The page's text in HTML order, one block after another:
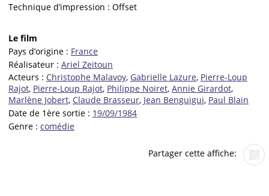
Technique d’impression : Offset
Le film
Pays d’origine : France
Réalisateur : Ariel Zeitoun
Acteurs : Christophe Malavoy, Gabrielle Lazure, Pierre-Loup
Rajot, Pierre-Loup Rajot, Philippe Noiret, Annie Girardot,
Marlène Jobert, Claude Brasseur, Jean Benguigui, Paul Blain
Date de 1ère sortie : 19/09/1984
Genre : comédie
Partager cette affiche: